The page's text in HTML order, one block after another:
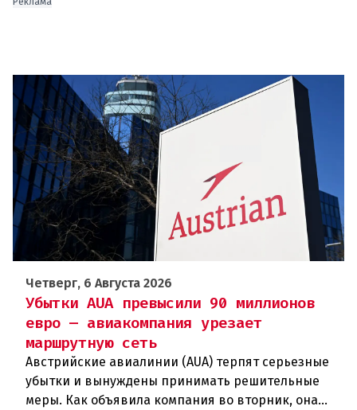
Четверг, 6 Августа 2026
Убытки AUA превысили 90 миллионов
евро — авиакомпания урезает
маршрутную сеть
Австрийские авиалинии (AUA) терпят серьезные
убытки и вынуждены принимать решительные
меры. Как объявила компания во вторник, она